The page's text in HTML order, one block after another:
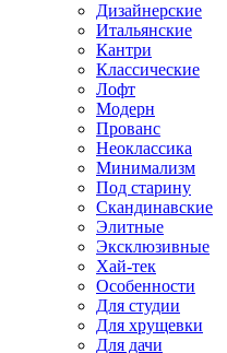
Дизайнерские
Итальянские
Кантри
Классические
Лофт
Модерн
Прованс
Неоклассика
Минимализм
Под старину
Скандинавские
Элитные
Эксклюзивные
Хай-тек
Особенности
Для студии
Для хрущевки
Для дачи